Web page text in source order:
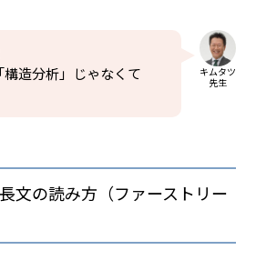
造分析」じゃなくて
キムタツ
先生
文の読み方（ファーストリー